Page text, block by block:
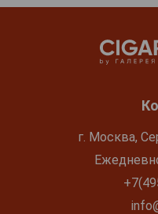
г. Москва,